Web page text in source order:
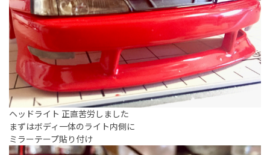
ヘッドライト 正直苦労しました
まずはボディ一体のライト内側に
ミラーテープ貼り付け